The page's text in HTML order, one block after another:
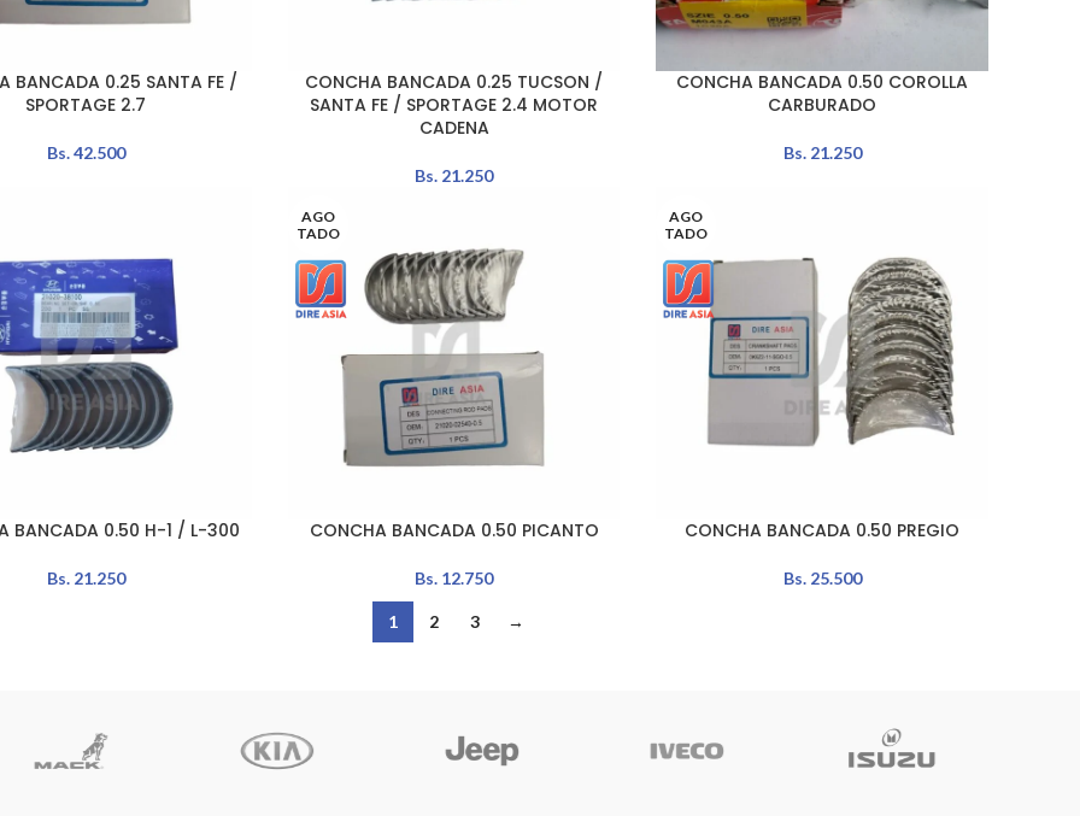
BANCADA 0.25 SANTA FE /
SPORTAGE 2.7
Bs.42.500
LEER MÁS
CONCHA BANCADA 0.25 TUCSON /
SANTA FE / SPORTAGE 2.4 MOTOR
CADENA
Bs. 21.250
LEER MÁS
CONCHA BANCADA 0.50 COROLLA
CARBURADO
Bs.21.250
BANCADA 0.50 H-1 / L-300
Bs.21.250
AGO
TADO
LEER MÁS
CONCHA BANCADA 0.50 PICANTO
Bs. 12.750
AGO
TADO
LEER MÁS
CONCHA BANCADA 0.50 PREGIO
Bs.25.500
1 2 3 →